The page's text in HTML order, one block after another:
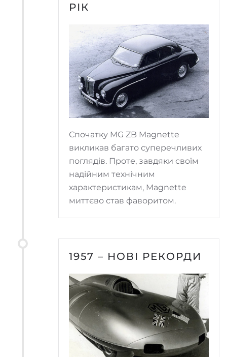
РІК
Спочатку MG ZB Magnette
викликав багато суперечливих
поглядів. Проте, завдяки своїм
надійним технічним
характеристикам, Magnette
миттєво став фаворитом.
1957 – НОВІ РЕКОРДИ